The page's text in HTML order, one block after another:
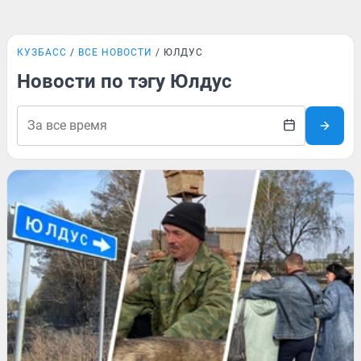
КУЗБАСС ВСЕ НОВОСТИ ЮЛДУС
Новости по тэгу Юлдус